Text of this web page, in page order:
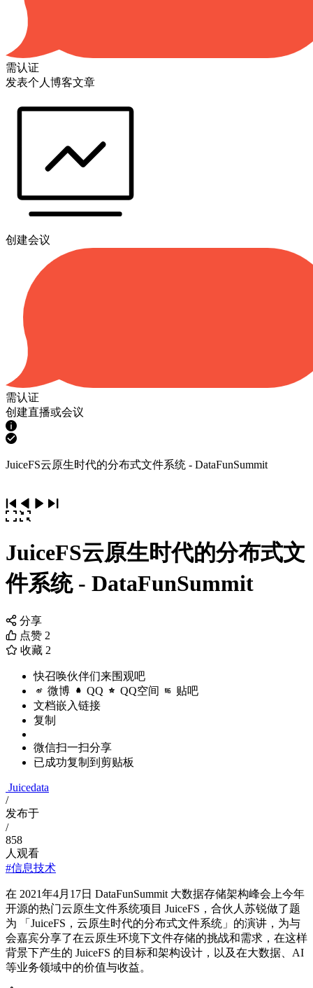
需认证
发表个人博客文章
创建会议
需认证
创建直播或会议
JuiceFS云原生时代的分布式文件系统 - DataFunSummit
JuiceFS云原生时代的分布式文
件系统 - DataFunSummit
分享
点赞 2
收藏 2
快召唤伙伴们来围观吧
微博 QQ QQ空间 贴吧
文档嵌入链接
复制
微信扫一扫分享
已成功复制到剪贴板
Juicedata
/
发布于
/
858
人观看
#信息技术
在 2021年4月17日 DataFunSummit 大数据存储架构峰会上今年
开源的热门云原生文件系统项目 JuiceFS，合伙人苏锐做了题
为 「JuiceFS，云原生时代的分布式文件系统」的演讲，为与
会嘉宾分享了在云原生环境下文件存储的挑战和需求，在这样
背景下产生的 JuiceFS 的目标和架构设计，以及在大数据、AI
等业务领域中的价值与收益。